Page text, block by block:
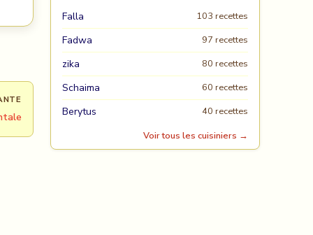
Falla 103 recettes
Fadwa 97 recettes
zika 80 recettes
Schaima 60 recettes
Berytus
40 recettes
Voir tous les cuisiniers →